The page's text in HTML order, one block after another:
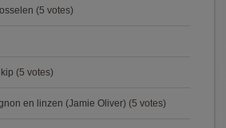
(5 votes)
(5 votes)
en linzen (Jamie Oliver) (5 votes)